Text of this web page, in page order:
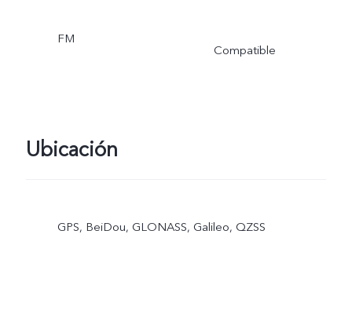
FM
Compatible
Ubicación
GPS, BeiDou, GLONASS, Galileo, QZSS